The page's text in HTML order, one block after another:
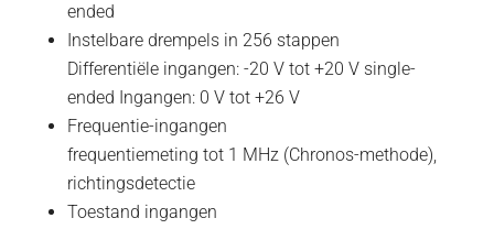
ended
Instelbare drempels in 256 stappen
Differentiële ingangen: -20 V tot +20 V single-
ended Ingangen: 0 V tot +26 V
Frequentie-ingangen
frequentiemeting tot 1 MHz (Chronos-methode),
richtingsdetectie
Toestand ingangen